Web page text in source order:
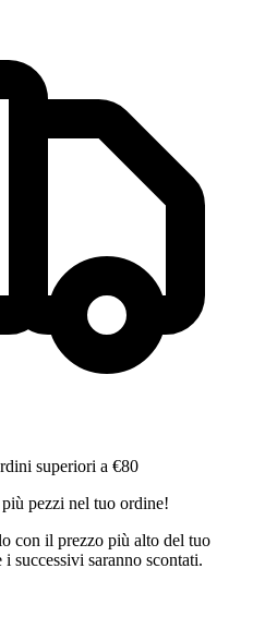
superiori a €80
pezzi nel tuo ordine!
con il prezzo più alto del tuo
successivi saranno scontati.